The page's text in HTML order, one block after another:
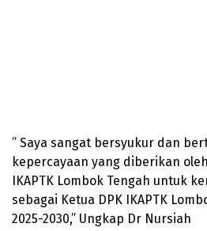
” Saya sangat bersyukur dan
kepercayaan yang diberikan
IKAPTK Lombok Tengah untuk
sebagai Ketua DPK IKAPTK
2025-2030,” Ungkap Dr Nursiah